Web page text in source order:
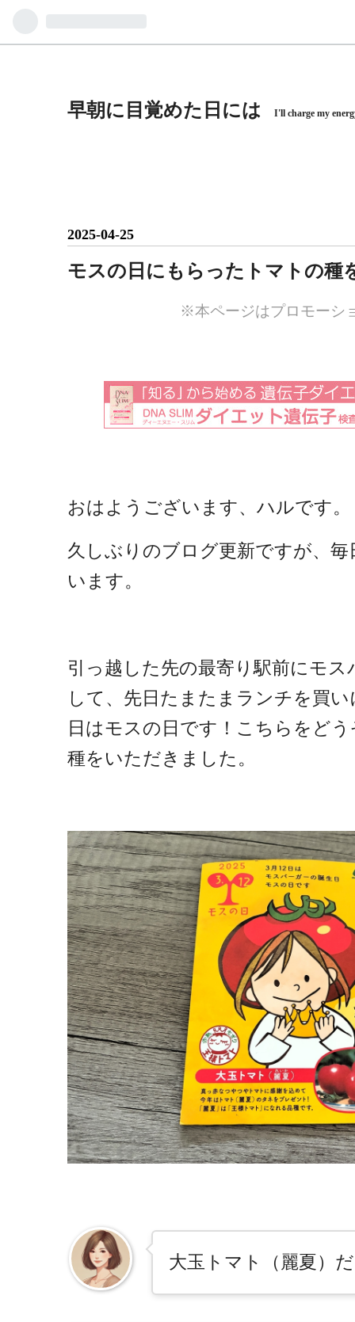
早朝に目覚めた日には I'll charge my
2025-04-25
モスの日にもらったトマトの種
※本ページはプロモーシ
おはようございます、ハルです。
久しぶりのブログ更新ですが、
います。
引っ越した先の最寄り駅前にモ
して、先日たまたまランチを買
日はモスの日です！こちらをど
種をいただきました。
大玉トマト（麗夏）